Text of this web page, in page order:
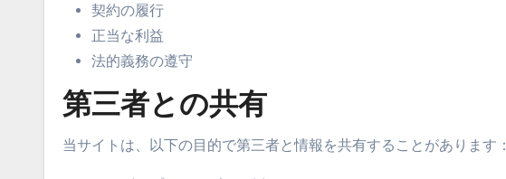
契約の履行
正当な利益
法的義務の遵守
第三者との共有
当サイトは、以下の目的で第三者と情報を共有することがあります：